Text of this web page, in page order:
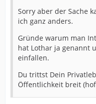
Sorry aber der Sache
ich ganz anders.
Gründe warum man
hat Lothar ja genannt
einfallen.
Du trittst Dein
Öffentlichkeit breit